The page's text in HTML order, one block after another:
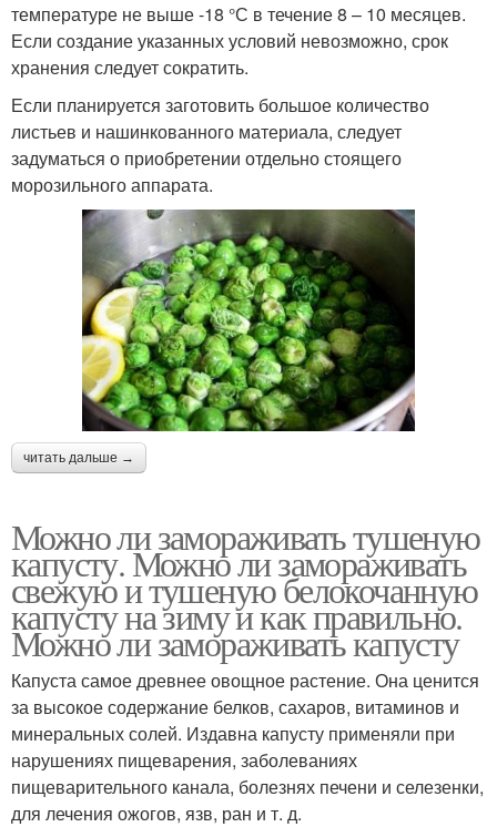
температуре не выше -18 °С в течение 8 – 10 месяцев.
Если создание указанных условий невозможно, срок
хранения следует сократить.
Если планируется заготовить большое количество
листьев и нашинкованного материала, следует
задуматься о приобретении отдельно стоящего
морозильного аппарата.
читать дальше →
Можно ли замораживать тушеную
капусту. Можно ли замораживать
свежую и тушеную белокочанную
капусту на зиму и как правильно.
Можно ли замораживать капусту
Капуста самое древнее овощное растение. Она ценится
за высокое содержание белков, сахаров, витаминов и
минеральных солей. Издавна капусту применяли при
нарушениях пищеварения, заболеваниях
пищеварительного канала, болезнях печени и селезенки,
для лечения ожогов, язв, ран и т. д.